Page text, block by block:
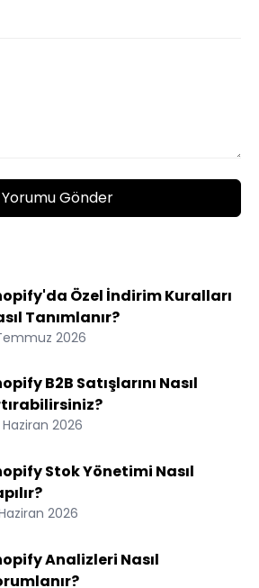
Yorumu Gönder
Özel İndirim Kuralları
Tanımlanır?
2026
B2B Satışlarını Nasıl
2026
Stok Yönetimi Nasıl
2026
Analizleri Nasıl